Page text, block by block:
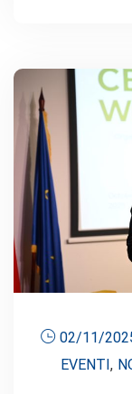
02/11/
EVENTI ,